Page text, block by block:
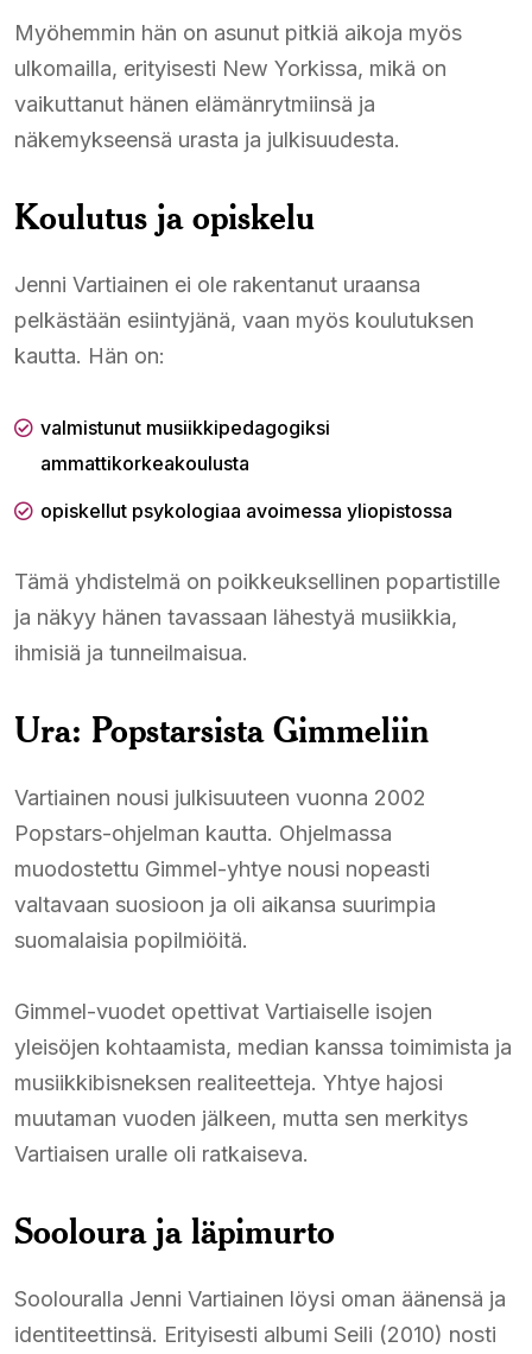
Myöhemmin hän on asunut pitkiä aikoja myös
ulkomailla, erityisesti New Yorkissa, mikä on
vaikuttanut hänen elämänrytmiinsä ja
näkemykseensä urasta ja julkisuudesta.
Koulutus ja opiskelu
Jenni Vartiainen ei ole rakentanut uraansa
pelkästään esiintyjänä, vaan myös koulutuksen
kautta. Hän on:
valmistunut musiikkipedagogiksi
ammattikorkeakoulusta
opiskellut psykologiaa avoimessa yliopistossa
Tämä yhdistelmä on poikkeuksellinen popartistille
ja näkyy hänen tavassaan lähestyä musiikkia,
ihmisiä ja tunneilmaisua.
Ura: Popstarsista Gimmeliin
Vartiainen nousi julkisuuteen vuonna 2002
Popstars-ohjelman kautta. Ohjelmassa
muodostettu Gimmel-yhtye nousi nopeasti
valtavaan suosioon ja oli aikansa suurimpia
suomalaisia popilmiöitä.
Gimmel-vuodet opettivat Vartiaiselle isojen
yleisöjen kohtaamista, median kanssa toimimista ja
musiikkibisneksen realiteetteja. Yhtye hajosi
muutaman vuoden jälkeen, mutta sen merkitys
Vartiaisen uralle oli ratkaiseva.
Sooloura ja läpimurto
Soolouralla Jenni Vartiainen löysi oman äänensä ja
identiteettinsä. Erityisesti albumi Seili (2010) nosti